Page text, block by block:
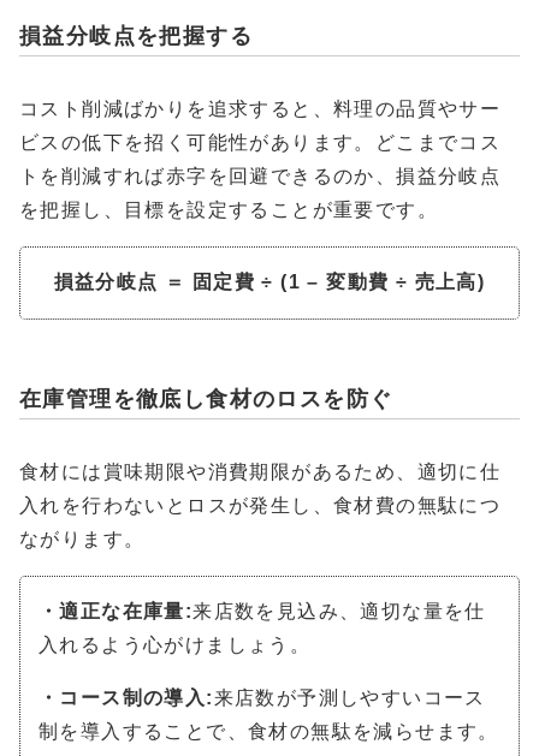
損益分岐点を把握する
コスト削減ばかりを追求すると、料理の品質やサー
ビスの低下を招く可能性があります。どこまでコス
トを削減すれば赤字を回避できるのか、損益分岐点
を把握し、目標を設定することが重要です。
損益分岐点 ＝ 固定費 ÷ (1 – 変動費 ÷ 売上高)
在庫管理を徹底し食材のロスを防ぐ
食材には賞味期限や消費期限があるため、適切に仕
入れを行わないとロスが発生し、食材費の無駄につ
ながります。
・適正な在庫量:来店数を見込み、適切な量を仕
入れるよう心がけましょう。
・コース制の導入:来店数が予測しやすいコース
制を導入することで、食材の無駄を減らせます。